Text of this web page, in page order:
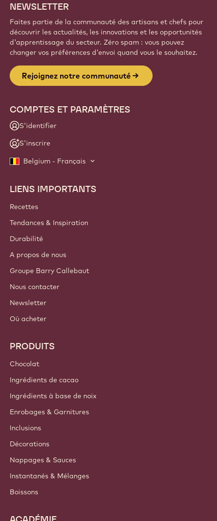
NEWSLETTER
Faites partie de la communauté des artisans et chefs pour
découvrir les actualités, les innovations et les opportunités
d'apprentissage du secteur. Zéro spam : vous pouvez
changer vos préférences d'envoi quand vous le souhaitez.
Rejoignez notre communauté
COMPTES ET PARAMÈTRES
S'identifier
S'inscrire
Belgium - Français
Footer
Callebaut
LIENS IMPORTANTS
Recettes
Tendances & Inspiration
Durabilité
A propos de nous
Groupe Barry Callebaut
Nous contacter
Newsletter
Où acheter
PRODUITS
Chocolat
Ingrédients de cacao
Ingrédients à base de noix
Enrobages & Garnitures
Inclusions
Décorations
Nappages & Sauces
Instantanés & Mélanges
Boissons